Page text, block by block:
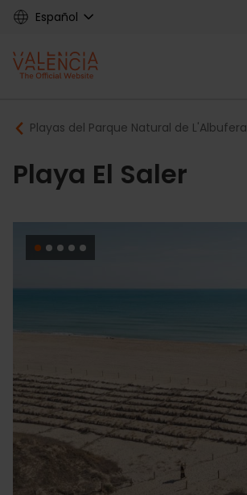
Skip
content
Español
Main
navigation
Breadcrumb
Playas del Parque Natural de L'Albufera
Playa El Saler